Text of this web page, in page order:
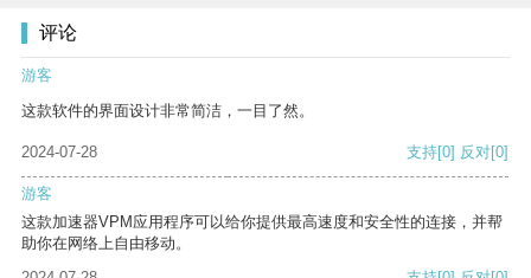
评论
游客
这款软件的界面设计非常简洁，一目了然。
2024-07-28 支持[0] 反对[0]
游客
这款加速器VPM应用程序可以给你提供最高速度和安全性的连接，并帮
助你在网络上自由移动。